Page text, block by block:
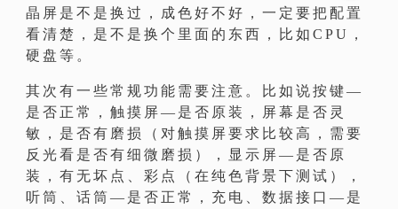
晶屏是不是换过，成色好不好，一定要把配置
看清楚，是不是换个里面的东西，比如CPU，
硬盘等。
其次有一些常规功能需要注意。比如说按键—
是否正常，触摸屏—是否原装，屏幕是否灵
敏，是否有磨损（对触摸屏要求比较高，需要
反光看是否有细微磨损），显示屏—是否原
装，有无坏点、彩点（在纯色背景下测试），
听筒、话筒—是否正常，充电、数据接口—是